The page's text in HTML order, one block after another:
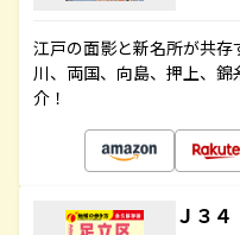
江戸の面影と新名所が共
川、両国、向島、押上、
介！
Ｊ３